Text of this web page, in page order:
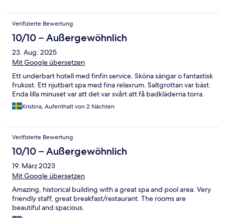
Verifizierte Bewertung
10/10 – Außergewöhnlich
23. Aug. 2025
Mit Google übersetzen
Ett underbart hotell med finfin service. Sköna sängar o fantastisk
frukost. Ett njutbart spa med fina relaxrum. Saltgrottan var bäst.
Enda lilla minuset var att det var svårt att få badkläderna torra.
Kristina, Aufenthalt von 2 Nächten
Verifizierte Bewertung
10/10 – Außergewöhnlich
19. März 2023
Mit Google übersetzen
Amazing, historical building with a great spa and pool area. Very
friendly staff, great breakfast/restaurant. The rooms are
beautiful and spacious.